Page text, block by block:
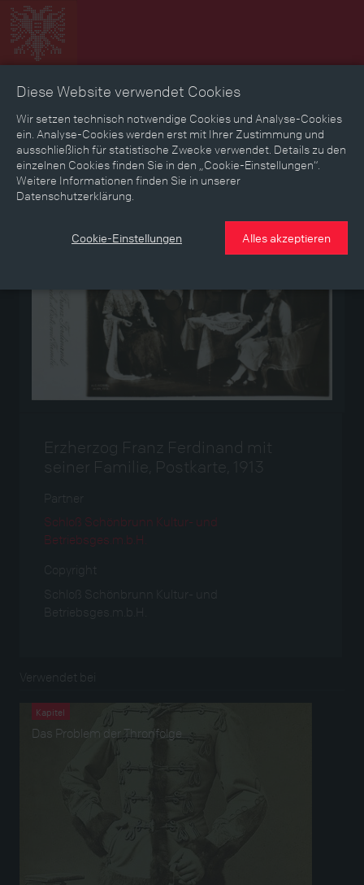
Zeitbild Zeitreise Landkarte Erinnerungen
Mediathek Textmodus
Medium
Erzherzog Franz Ferdinand mit
seiner Familie, Postkarte, 1913
Partner
Schloß Schönbrunn Kultur- und
Betriebsges.m.b.H.
Copyright
Schloß Schönbrunn Kultur- und
Betriebsges.m.b.H.
Verwendet bei
Kapitel
Das Problem der Thronfolge
Diese Website verwendet Cookies
Wir setzen technisch notwendige Cookies und Analyse-Cookies
ein. Analyse-Cookies werden erst mit Ihrer Zustimmung und
ausschließlich für statistische Zwecke verwendet. Details zu den
einzelnen Cookies finden Sie in den „Cookie-Einstellungen“.
Weitere Informationen finden Sie in unserer
Datenschutzerklärung.
Cookie-Einstellungen Alles akzeptieren